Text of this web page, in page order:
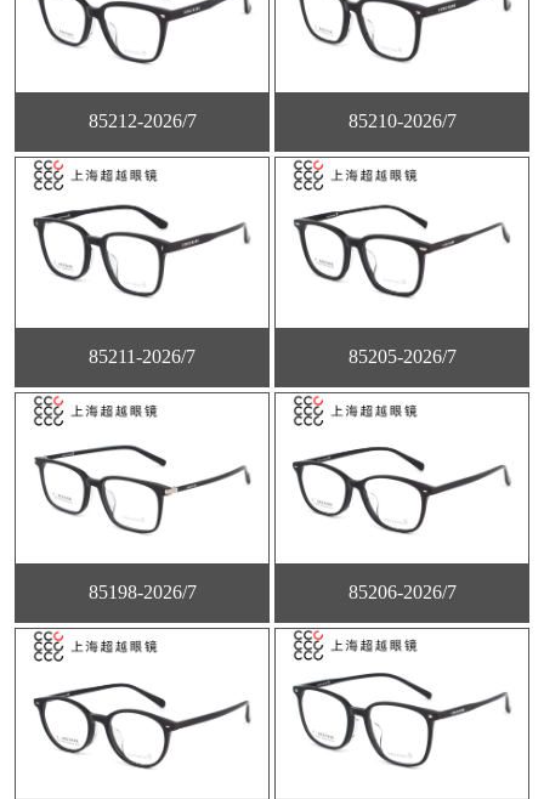
85212-2026/7 85210-2026/7
85211-2026/7 85205-2026/7
85198-2026/7 85206-2026/7